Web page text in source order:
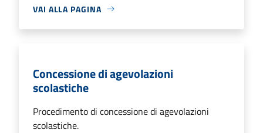
VAI ALLA PAGINA
Concessione di agevolazioni
scolastiche
Procedimento di concessione di agevolazioni
scolastiche.